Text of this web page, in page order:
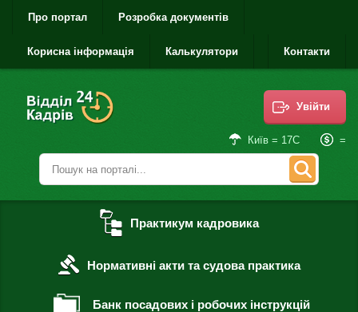
Про портал Розробка документів
Корисна інформація Калькулятори Контакти
Увійти
Київ = 17С =
Практикум кадровика
Нормативні акти та судова практика
Банк посадових і робочих інструкцій